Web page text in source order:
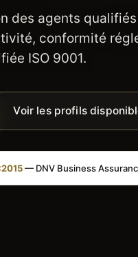
des agents
conformité
ISO 9001.
Voir les profils
— DNV Business